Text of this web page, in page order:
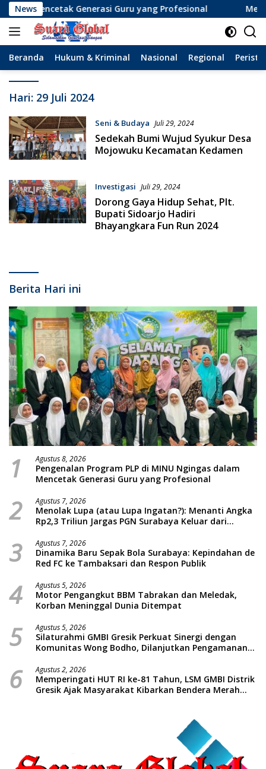
Langsung
ke
konten
News
Mencetak Generasi Guru yang Profesional Menolak
Beranda Hukum & Kriminal Nasional Regional
Hari: 29 Juli 2024
Seni & Budaya Juli 29, 2024
Sedekah Bumi Wujud Syukur Desa
Mojowuku Kecamatan Kedamen
Investigasi Juli 29, 2024
Dorong Gaya Hidup Sehat, Plt.
Bupati Sidoarjo Hadiri
Bhayangkara Fun Run 2024
Berita Hari ini
1 Agustus 8, 2026
Pengenalan Program PLP di MINU Ngingas dalam
Mencetak Generasi Guru yang Profesional
2 Agustus 7, 2026
Menolak Lupa (atau Lupa Ingatan?): Menanti Angka
Rp2,3 Triliun Jargas PGN Surabaya Keluar dari
3 Agustus 7, 2026
Dinamika Baru Sepak Bola Surabaya: Kepindahan de
Red FC ke Tambaksari dan Respon Publik
4 Agustus 5, 2026
Motor Pengangkut BBM Tabrakan dan Meledak,
Korban Meninggal Dunia Ditempat
5 Agustus 5, 2026
Silaturahmi GMBI Gresik Perkuat Sinergi dengan
Komunitas Wong Bodho, Dilanjutkan Pengamanan
Massal dan Santunan Anak Yatim
6 Agustus 2, 2026
Memperingati HUT RI ke-81 Tahun, LSM GMBI Distrik
Gresik Ajak Masyarakat Kibarkan Bendera Merah